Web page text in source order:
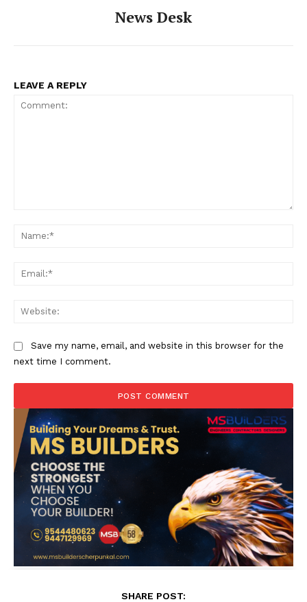
News Desk
LEAVE A REPLY
Save my name, email, and website in this browser for the
next time I comment.
SHARE POST: